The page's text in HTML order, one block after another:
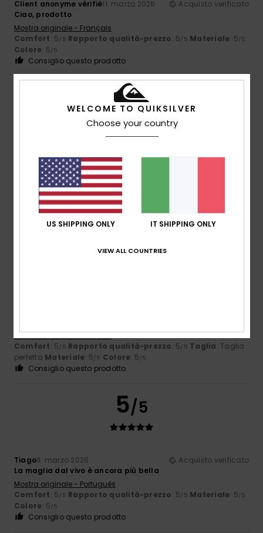
Client anonyme vérifié11. marzo 2026
Acquisto verificato
Ciao, prodotto
Mostra originale - Français
Comfort: 5/5 Rapporto qualità-prezzo: 5/5 Materiale: 5/5
Colore: 5/5
Consiglio questo prodotto
5/5
Ottima qualità dei materiali, dei colori e ottimo prezzo.
Mostra originale - Português
Comfort: 5/5 Rapporto qualità-prezzo
perfettaMateriale: 5/5 Colore
Consiglio questo prodotto
5/5
Mostra originale - Français
Comfort: 5/5 Rapporto qualità-prezzo: 5/5 Taglia: Taglia
perfetta Materiale: 5/5 Colore: 5/5
Consiglio questo prodotto
5/5
Tiago3. marzo 2026
Acquisto verificato
La maglia dal vivo è ancora più bella
Mostra originale - Português
Comfort: 5/5 Rapporto qualità-prezzo: 5/5 Materiale: 5/5
Colore: 5/5
Consiglio questo prodotto
WELCOME TO QUIKSILVER
Choose your country
US SHIPPING ONLY IT SHIPPING ONLY
VIEW ALL COUNTRIES